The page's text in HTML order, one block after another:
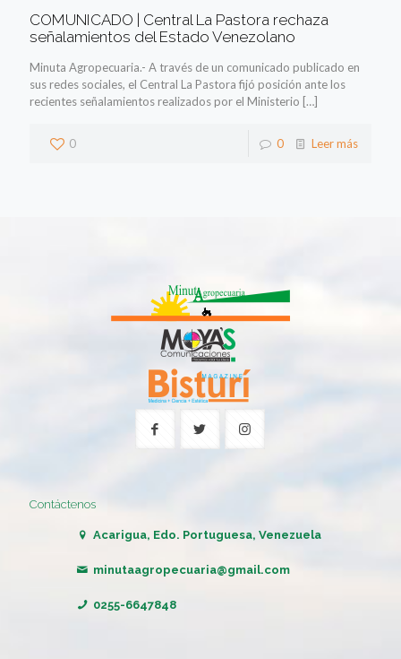
COMUNICADO | Central La Pastora rechaza
señalamientos del Estado Venezolano
Minuta Agropecuaria.- A través de un comunicado publicado en
sus redes sociales, el Central La Pastora fijó posición ante los
recientes señalamientos realizados por el Ministerio […]
0 0 Leer más
Contáctenos
Acarigua, Edo. Portuguesa, Venezuela
minutaagropecuaria@gmail.com
0255-6647848